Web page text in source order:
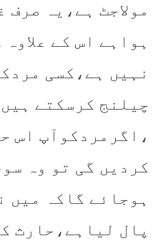
مولاجٹ ہے،یہ صرف
ہواہے اس کے
نہیں ہے،کسی
چیلنج کرسکتے ہیں
،اگرمردکوآپ اس
کردیں گی تو وہ
ہوجائے گاکہ میں
پال لیاہے،حارث